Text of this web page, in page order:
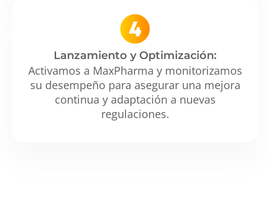
Lanzamiento y Optimización:
Activamos a MaxPharma y monitorizamos
su desempeño para asegurar una mejora
continua y adaptación a nuevas
regulaciones.